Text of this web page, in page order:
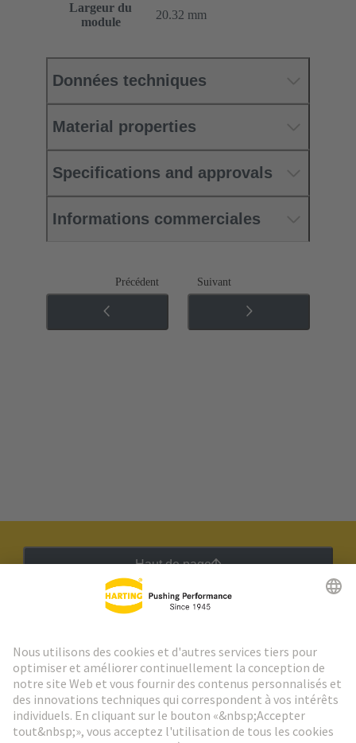
Largeur du
module
20.32 mm
Données techniques
Material properties
Specifications and approvals
Informations commerciales
Précédent Suivant
Haut de page
Aller à l'inscription